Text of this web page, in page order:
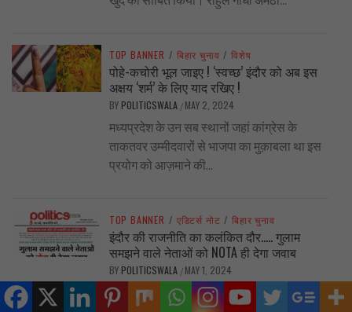
TOP BANNER / बिहार चुनाव / विशेष
पोहे-कचोरी भूल जाइए ! ‘स्वच्छ’ इंदौर को अब इस
अक्षय ‘शर्म’ के लिए याद रखिए !
BY POLITICSWALA / MAY 2, 2024
मध्यप्रदेश के उन सब स्थानों जहां कांग्रेस के
ताकतवर उम्मीदवारों से भाजपा का मुक़ाबला था इस
प्रयोग को आज़माने की...
TOP BANNER / एडिटर्स नोट / बिहार चुनाव
इंदौर की राजनीति का कलंकित दौर….. गुलाम
समझने वाले नेताओं को NOTA ही देगा जवाब
BY POLITICSWALA / MAY 1, 2024
प्रदेश कांग्रेस अध्यक्ष जीतू पटवारी ने इस कठिन